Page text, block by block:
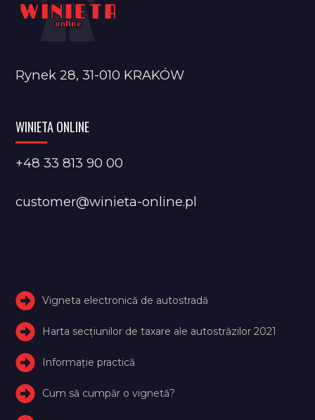
Rynek 28, 31-010 KRAKÓW
WINIETA ONLINE
+48 33 813 90 00
customer@winieta-online.pl
Vigneta electronică de autostradă
Harta secțiunilor de taxare ale autostrăzilor 2021
Informație practică
Cum să cumpăr o vignetă?